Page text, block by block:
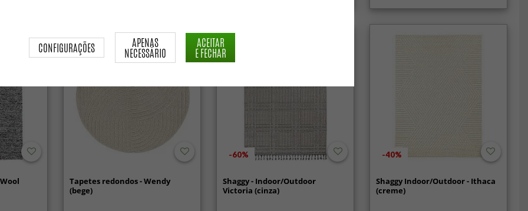
Novidade
Tapetes redondos - Wendy
(bege)
-60%
Shaggy - Indoor/Outdoor
Victoria (cinza)
-40%
Shaggy Indoor/Outdoor - Ithaca
(creme)
CONFIGURAÇÕES APENAS
NECESSÁRIO
ACEITAR
E FECHAR